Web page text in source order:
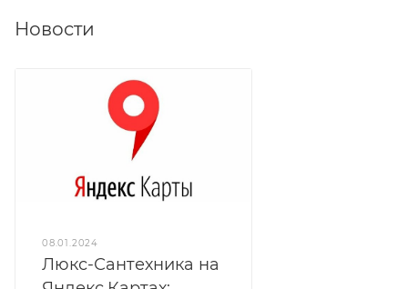
Новости
08.01.2024
Люкс-Сантехника на